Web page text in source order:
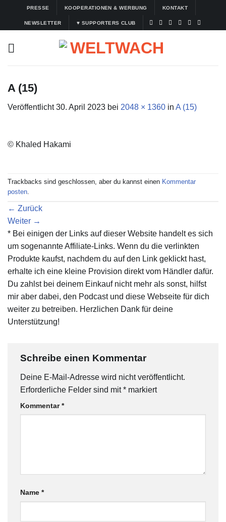
springen
PRESSE KOOPERATIONEN & WERBUNG KONTAKT
NEWSLETTER ♥ SUPPORTERS CLUB
A (15)
Veröffentlicht30. April 2023 bei 2048 × 1360 in A (15)
© Khaled Hakami
Trackbacks sind geschlossen, aber du kannst einen Kommentar
posten.
← Zurück
Weiter →
* Bei einigen der Links auf dieser Website handelt es sich
um sogenannte Affiliate-Links. Wenn du die verlinkten
Produkte kaufst, nachdem du auf den Link geklickt hast,
erhalte ich eine kleine Provision direkt vom Händler dafür.
Du zahlst bei deinem Einkauf nicht mehr als sonst, hilfst
mir aber dabei, den Podcast und diese Webseite für dich
weiter zu betreiben. Herzlichen Dank für deine
Unterstützung!
Schreibe einen Kommentar
Deine E-Mail-Adresse wird nicht veröffentlicht.
Erforderliche Felder sind mit* markiert
Kommentar*
Name *